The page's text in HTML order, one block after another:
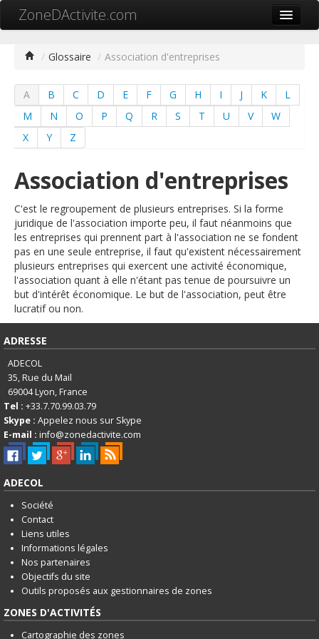
ZoneDActivite.com
Cartographie ZA
Recherche avancée
Contact
Mon ZA.com
中文
English
Français
Connexion
/ Glossaire / Association d'entreprises
A B C D E F G H I J K
L
M
N O P Q R S T U V
W
X
Y Z
Association d'entreprises
C'est le regroupement de plusieurs entreprises. Si la forme
juridique de l'association importe peu, il faut néanmoins que
les entreprises qui prennent part à l'association ne se fondent
pas en une seule entreprise, il faut qu'existent nécessairement
plusieurs entreprises qui exercent une activité économique,
l'association quant à elle n'étant pas tenue de poursuivre un
but d'intérêt économique. Le but de l'association, peut être
lucratif ou non.
ADRESSE
ADECOL
35, Rue du Mail
69004Lyon, France
Tel : +33.7.70.99.03.79
Skype : Appelez nous sur Skype
E-mail : info@zonedactivite.com
ADECOL
Société
Contact
Liens utiles
Informations légales
Nos partenaires
Objectifs du site
Outils proposés aux gestionnaires de zones
ZONES D'ACTIVITÉS
Cartographie des zones